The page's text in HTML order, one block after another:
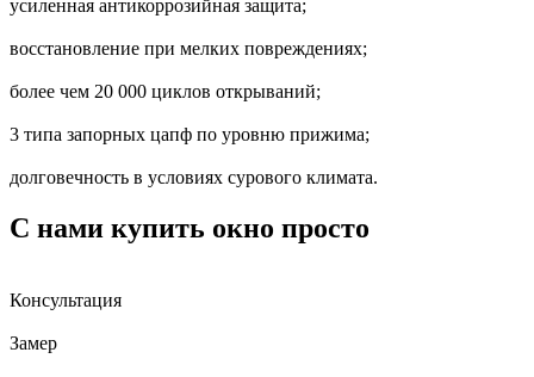
усиленная антикоррозийная защита;
восстановление при мелких повреждениях;
более чем 20 000 циклов открываний;
3 типа запорных цапф по уровню прижима;
долговечность в условиях сурового климата.
С нами купить окно просто
Консультация
Замер